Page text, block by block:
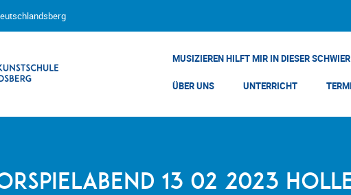
MUSIZIEREN HILFT MIR IN DIESER
ÜBER UNS UNTERRICHT
13 02 2023